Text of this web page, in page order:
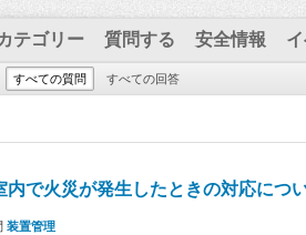
テゴリー 質問する 安全情報
すべての質問 すべての回答
内で火災が発生したときの対応につ
装置管理